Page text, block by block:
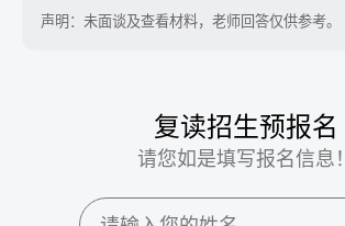
声明：未面谈及查看材料，老师回答仅供参考。
复读招生预报名
请您如是填写报名信息！